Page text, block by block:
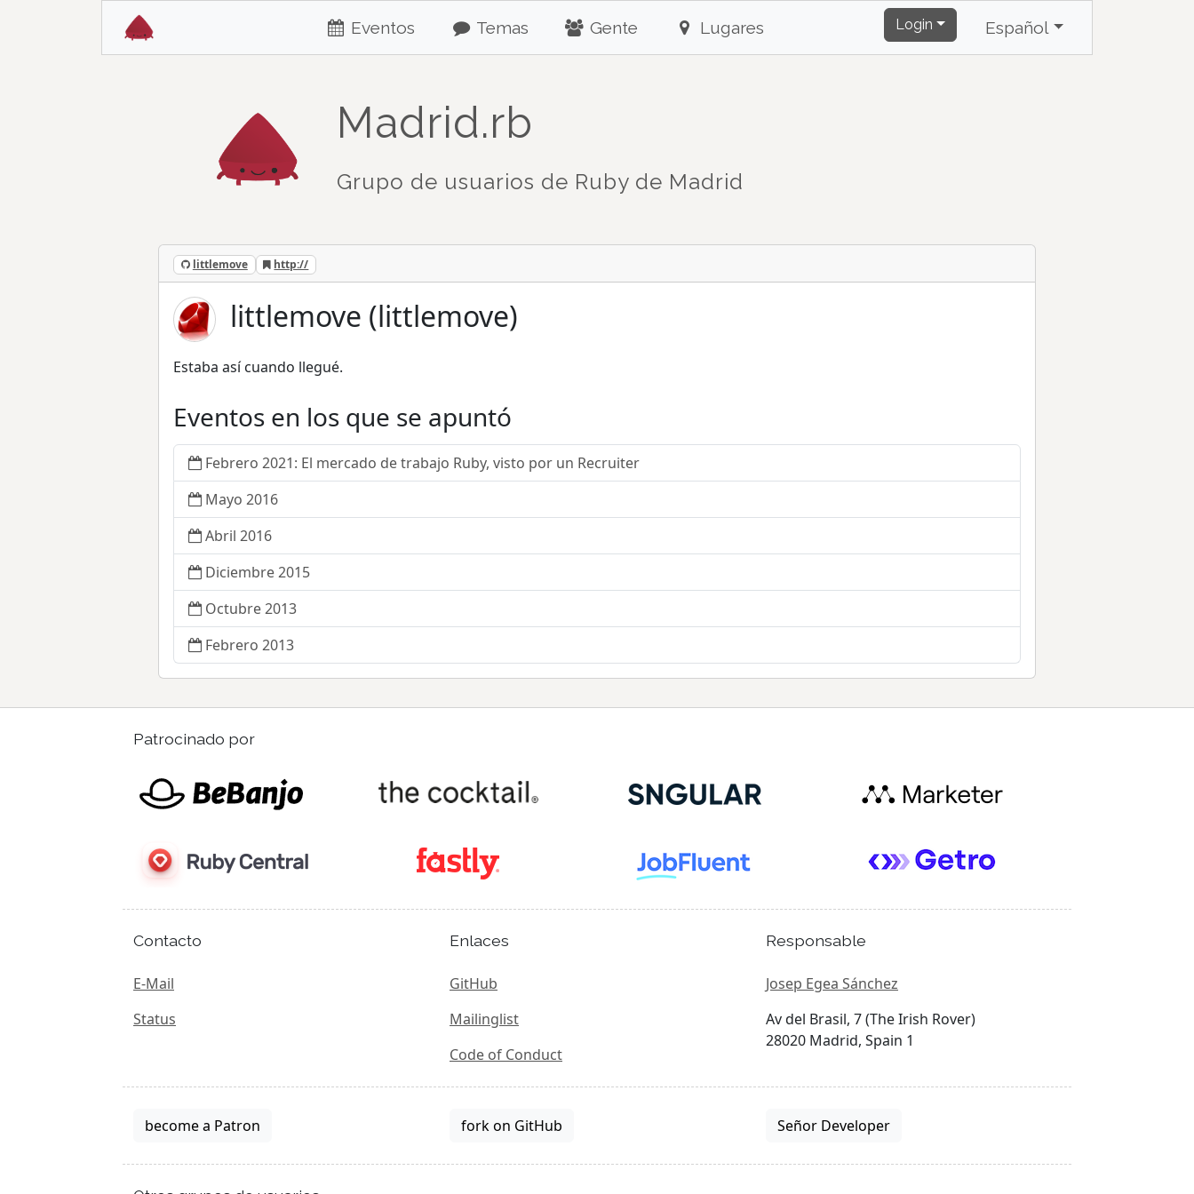
Eventos Temas Gente Lugares Login Español
Madrid.rb
Grupo de usuarios de Ruby de Madrid
littlemove http://
littlemove (littlemove)
Estaba así cuando llegué.
Eventos en los que se apuntó
Febrero 2021: El mercado de trabajo Ruby, visto por un Recruiter
Mayo 2016
Abril 2016
Diciembre 2015
Octubre 2013
Febrero 2013
Patrocinado por
Contacto
E-Mail
Status
Enlaces
GitHub
Mailinglist
Code of Conduct
Responsable
Josep Egea Sánchez
Av del Brasil, 7 (The Irish Rover)
28020 Madrid, Spain 1
become a Patron fork on GitHub Señor Developer